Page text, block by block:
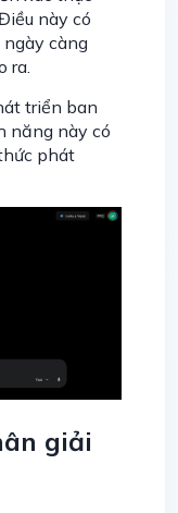
này có
càng
ra.
triển ban
năng này có
phát
giải